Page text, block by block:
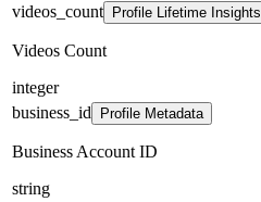
videos_count
Profile Lifetime Insights
Videos Count
integer
business_id
Profile Metadata
Business Account ID
string